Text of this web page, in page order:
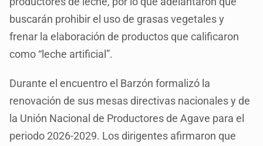
buscarán prohibir el uso de grasas vegetales y
frenar la elaboración de productos que calificaron
como “leche artificial”.
Durante el encuentro el Barzón formalizó la
renovación de sus mesas directivas nacionales y de
la Unión Nacional de Productores de Agave para el
periodo 2026-2029. Los dirigentes afirmaron que